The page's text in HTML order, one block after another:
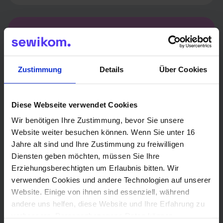
Zustimmung Details Über Cookies
Diese Webseite verwendet Cookies
Wir benötigen Ihre Zustimmung, bevor Sie unsere
Website weiter besuchen können. Wenn Sie unter 16
Jahre alt sind und Ihre Zustimmung zu freiwilligen
Diensten geben möchten, müssen Sie Ihre
Erziehungsberechtigten um Erlaubnis bitten. Wir
verwenden Cookies und andere Technologien auf unserer
Website. Einige von ihnen sind essenziell, während
andere uns helfen, diese Website und Ihre Erfahrung zu
3